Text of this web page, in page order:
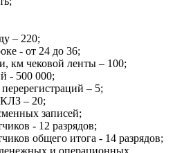
– 220;
- от 24 до 36;
км чековой ленты – 100;
- 500 000;
– 5;
– 20;
записей;
- 12 разрядов;
общего итога - 14 разрядов;
и операционных